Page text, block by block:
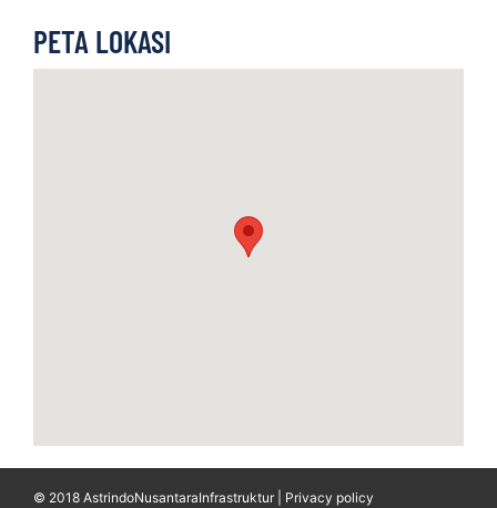
PETA LOKASI
© 2018 AstrindoNusantaraInfrastruktur | Privacy policy